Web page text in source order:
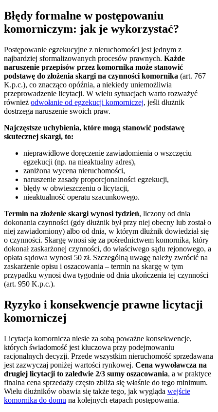
Błędy formalne w postępowaniu
komorniczym: jak je wykorzystać?
Postępowanie egzekucyjne z nieruchomości jest jednym z
najbardziej sformalizowanych procesów prawnych. Każde
naruszenie przepisów przez komornika może stanowić
podstawę do złożenia skargi na czynności komornika (art. 767
K.p.c.), co znacząco opóźnia, a niekiedy uniemożliwia
przeprowadzenie licytacji. W wielu sytuacjach warto rozważyć
również odwołanie od egzekucji komorniczej, jeśli dłużnik
dostrzega naruszenie swoich praw.
Najczęstsze uchybienia, które mogą stanowić podstawę
skutecznej skargi, to:
nieprawidłowe doręczenie zawiadomienia o wszczęciu
egzekucji (np. na nieaktualny adres),
zaniżona wycena nieruchomości,
naruszenie zasady proporcjonalności egzekucji,
błędy w obwieszczeniu o licytacji,
nieaktualność operatu szacunkowego.
Termin na złożenie skargi wynosi tydzień, liczony od dnia
dokonania czynności (gdy dłużnik był przy niej obecny lub został o
niej zawiadomiony) albo od dnia, w którym dłużnik dowiedział się
o czynności. Skargę wnosi się za pośrednictwem komornika, który
dokonał zaskarżonej czynności, do właściwego sądu rejonowego, a
opłata sądowa wynosi 50 zł. Szczególną uwagę należy zwrócić na
zaskarżenie opisu i oszacowania – termin na skargę w tym
przypadku wynosi dwa tygodnie od dnia ukończenia tej czynności
(art. 950 K.p.c.).
Ryzyko i konsekwencje prawne licytacji
komorniczej
Licytacja komornicza niesie za sobą poważne konsekwencje,
których świadomość jest kluczowa przy podejmowaniu
racjonalnych decyzji. Przede wszystkim nieruchomość sprzedawana
jest zazwyczaj poniżej wartości rynkowej. Cena wywoławcza na
drugiej licytacji to zaledwie 2/3 sumy oszacowania, a w praktyce
finalna cena sprzedaży często zbliża się właśnie do tego minimum.
Wielu dłużników obawia się także tego, jak wygląda wejście
komornika do domu na kolejnych etapach postępowania.